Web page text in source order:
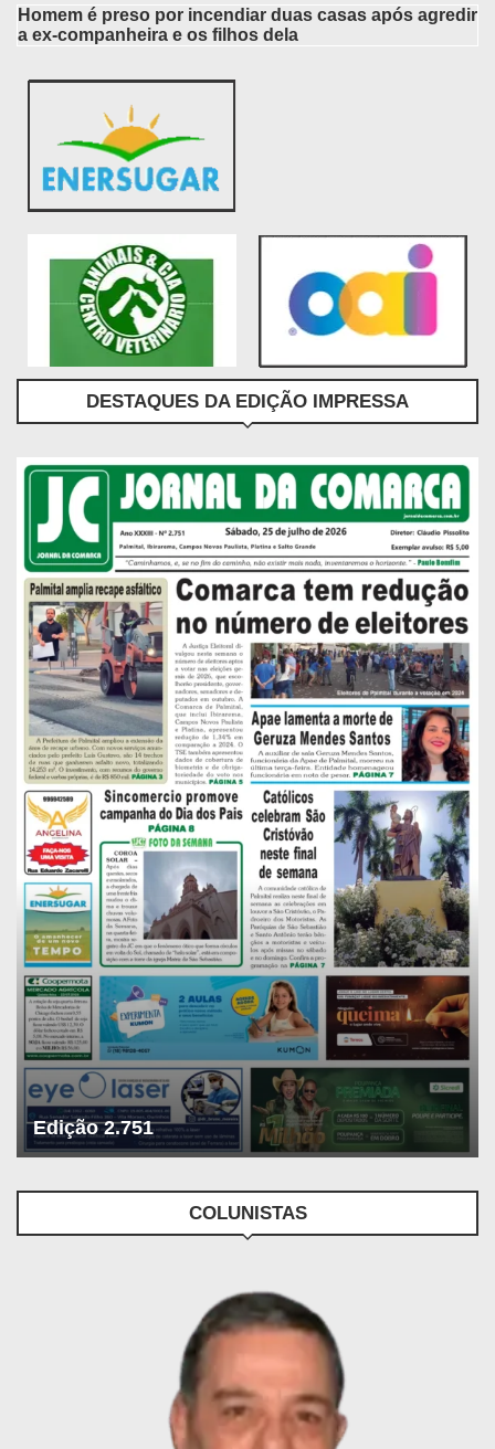
Homem é preso por incendiar duas casas após agredir
a ex-companheira e os filhos dela
DESTAQUES DA EDIÇÃO IMPRESSA
Edição 2.751
COLUNISTAS